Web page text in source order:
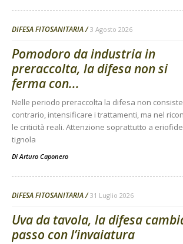
DIFESA FITOSANITARIA 3 Agosto 2026
Pomodoro da industria in
preraccolta, la difesa non si
ferma con...
Nelle periodo preraccolta la difesa non
contrario, intensificare i trattamenti, ma nel
le criticità reali. Attenzione soprattutto a
tignola
DiArturo Caponero
DIFESA FITOSANITARIA 31 Luglio 2026
Uva da tavola, la difesa
passo con l’invaiatura